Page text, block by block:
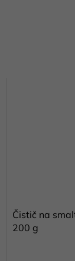
Čistič na
200 g